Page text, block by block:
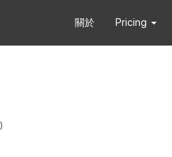
關於 Pricing